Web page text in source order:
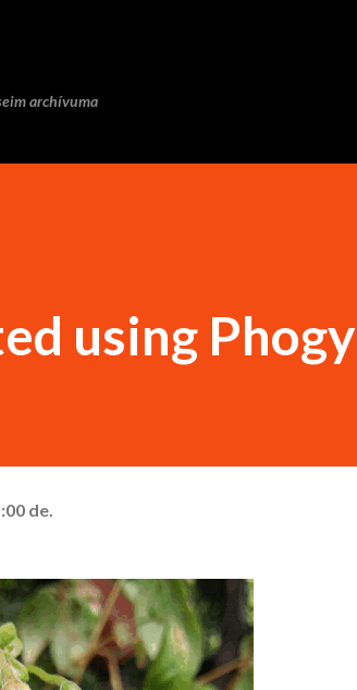
archívuma
using Phogy
de.